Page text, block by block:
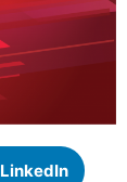
LinkedIn